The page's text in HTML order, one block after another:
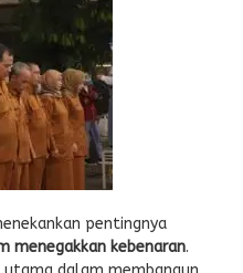
pentingnya
menegakkan kebenaran.